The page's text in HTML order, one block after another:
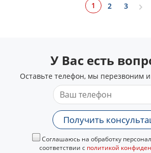
1
2 3
У Вас есть
Оставьте телефон, мы перезвоним
Получить
Соглашаюсь на обработку
соответствии с политикой